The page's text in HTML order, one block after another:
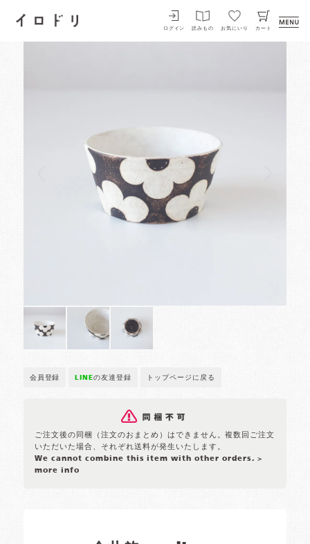
イロドリ
ログイン 読みもの お気にいり カート
会員登録 LINEの友達登録 トップページに戻る
ご注文後の同梱（注文のおまとめ）はできません。複数回ご注文
いただいた場合、それぞれ送料が発生いたします。
We cannot combine this item with other orders. >
more info